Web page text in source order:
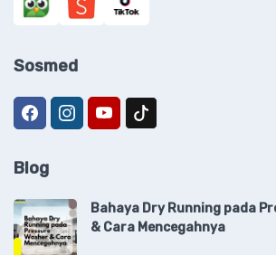
Sosmed
Blog
Bahaya Dry Running pada
& Cara Mencegahnya